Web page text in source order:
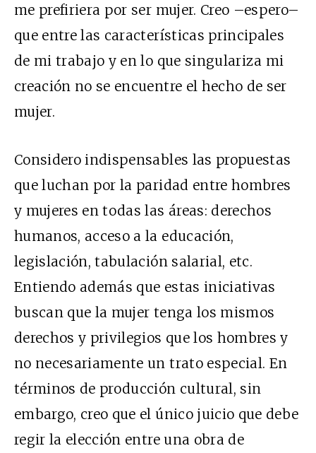
me prefiriera por ser mujer. Creo –espero–
que entre las características principales
de mi trabajo y en lo que singulariza mi
creación no se encuentre el hecho de ser
mujer.
Considero indispensables las propuestas
que luchan por la paridad entre hombres
y mujeres en todas las áreas: derechos
humanos, acceso a la educación,
legislación, tabulación salarial, etc.
Entiendo además que estas iniciativas
buscan que la mujer tenga los mismos
derechos y privilegios que los hombres y
no necesariamente un trato especial. En
términos de producción cultural, sin
embargo, creo que el único juicio que debe
regir la elección entre una obra de